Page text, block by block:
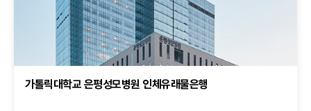
가톨릭대학교 은평성모병원 인체유래물은행